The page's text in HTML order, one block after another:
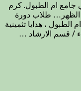
جامع ام الطبول. كرم
الظهر… طلاب دورة
، هدايا تثمينية
/ قسم الارشاد …